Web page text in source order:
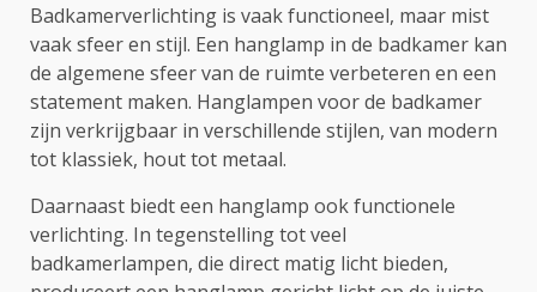
Badkamerverlichting is vaak functioneel, maar mist
vaak sfeer en stijl. Een hanglamp in de badkamer kan
de algemene sfeer van de ruimte verbeteren en een
statement maken. Hanglampen voor de badkamer
zijn verkrijgbaar in verschillende stijlen, van modern
tot klassiek, hout tot metaal.
Daarnaast biedt een hanglamp ook functionele
verlichting. In tegenstelling tot veel
badkamerlampen, die direct matig licht bieden,